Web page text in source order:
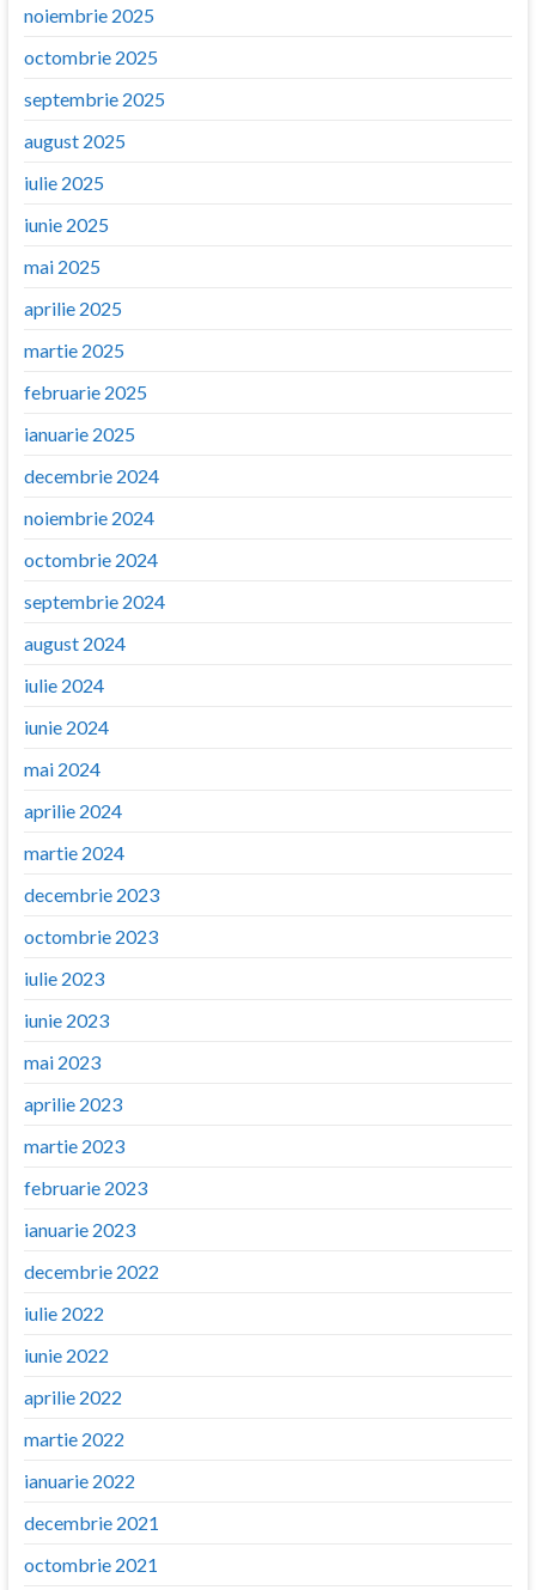
noiembrie 2025
octombrie 2025
septembrie 2025
august 2025
iulie 2025
iunie 2025
mai 2025
aprilie 2025
martie 2025
februarie 2025
ianuarie 2025
decembrie 2024
noiembrie 2024
octombrie 2024
septembrie 2024
august 2024
iulie 2024
iunie 2024
mai 2024
aprilie 2024
martie 2024
decembrie 2023
octombrie 2023
iulie 2023
iunie 2023
mai 2023
aprilie 2023
martie 2023
februarie 2023
ianuarie 2023
decembrie 2022
iulie 2022
iunie 2022
aprilie 2022
martie 2022
ianuarie 2022
decembrie 2021
octombrie 2021